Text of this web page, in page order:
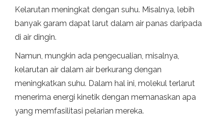
Kelarutan meningkat dengan suhu. Misalnya, lebih
banyak garam dapat larut dalam air panas daripada
di air dingin.
Namun, mungkin ada pengecualian, misalnya,
kelarutan air dalam air berkurang dengan
meningkatkan suhu. Dalam hal ini, molekul terlarut
menerima energi kinetik dengan memanaskan apa
yang memfasilitasi pelarian mereka.